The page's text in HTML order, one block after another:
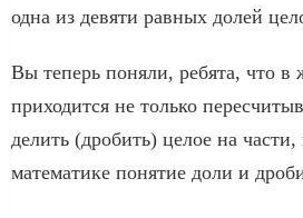
одна из девяти равных долей
Вы теперь поняли, ребята, что в
приходится не только
делить (дробить) целое на
математике понятие доли и